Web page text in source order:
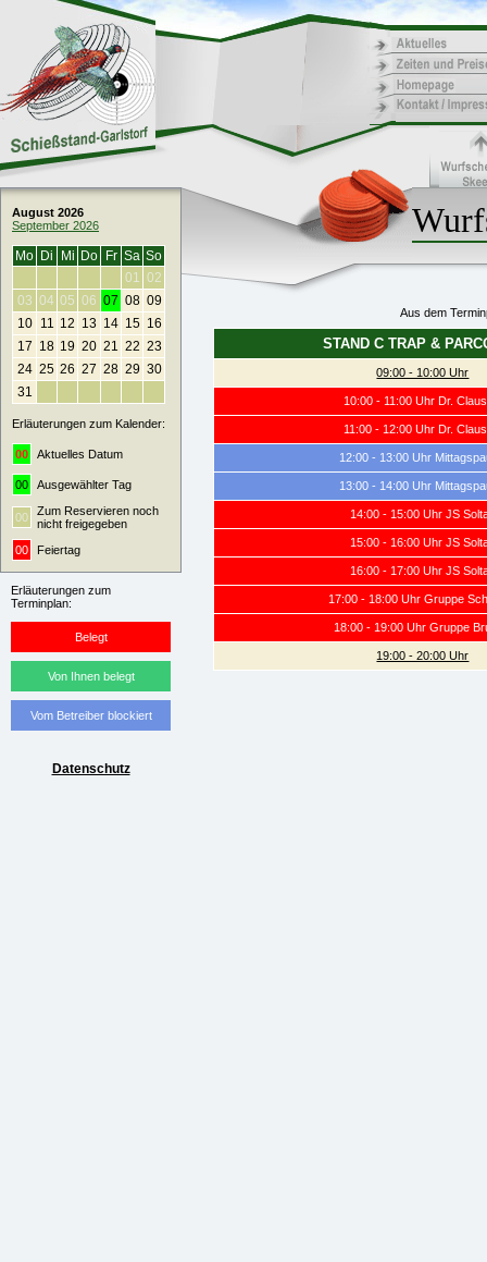
August 2026
September 2026
Mo Di Mi Do Fr Sa So
01 02
03 04 05 06 07 08 09
10
11 12 13 14 15 16
17 18 19 20 21 22 23
24 25 26 27 28 29 30
31
Erläuterungen zum Kalender:
00 Aktuelles Datum
00 Ausgewählter Tag
00
Zum Reservieren noch
nicht freigegeben
00
Feiertag
Erläuterungen zum
Terminplan:
Belegt
Von Ihnen belegt
Vom Betreiber blockiert
Datenschutz
Aus dem
STAND C TRAP &
09:00 - 10:00 Uhr
10:00 - 11:00 Uhr Dr.
11:00 - 12:00 Uhr Dr.
12:00 - 13:00 Uhr
13:00 - 14:00 Uhr
14:00 - 15:00 Uhr JS
15:00 - 16:00 Uhr JS
16:00 - 17:00 Uhr JS
17:00 - 18:00 Uhr Gruppe
18:00 - 19:00 Uhr Gruppe
19:00 - 20:00 Uhr